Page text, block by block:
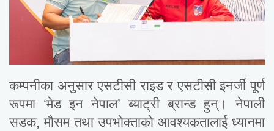
कम्पनीका अनुसार एसटीसी राइड र एसटीसी इनर्जी पूर्ण
रूपमा ‘मेड इन नेपाल’ ब्याट्री ब्रान्ड हुन्। नेपाली
सडक, मौसम तथा उपभोक्ताको आवश्यकतालाई ध्यानमा